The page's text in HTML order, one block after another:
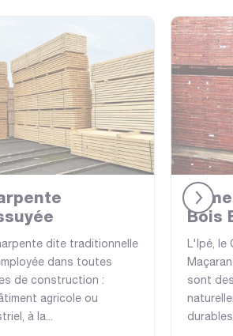
dite traditionnelle
dans toutes
de construction :
agricole ou
à la...
Bois
L'Ipé, le
sont